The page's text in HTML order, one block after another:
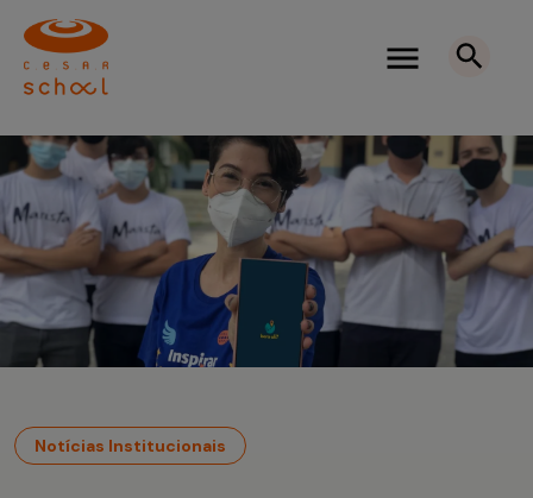
Notícias Institucionais